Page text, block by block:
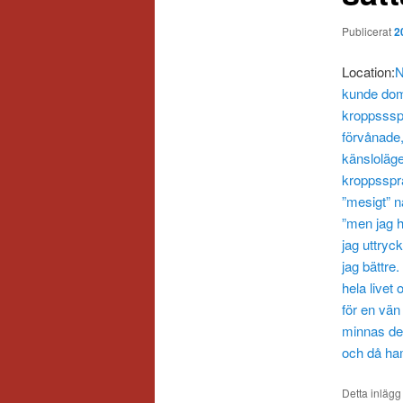
Publicerat
Location:
kunde
”mesigt”
”men jag
jag
jag
hela livet
för en
minnas
och då
Detta